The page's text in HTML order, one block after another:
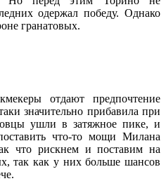
одержал победу. Однако
гранатовых.
отдают предпочтение
значительно прибавила при
ушли в затяжное пике, и
что-то мощи Милана
что рискнем и поставим на
так как у них больше шансов